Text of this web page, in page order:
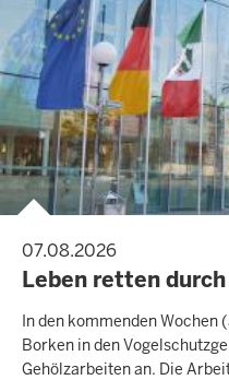
07.08.2026
Leben retten
In den kommenden
Borken in den
Gehölzarbeiten an. Die